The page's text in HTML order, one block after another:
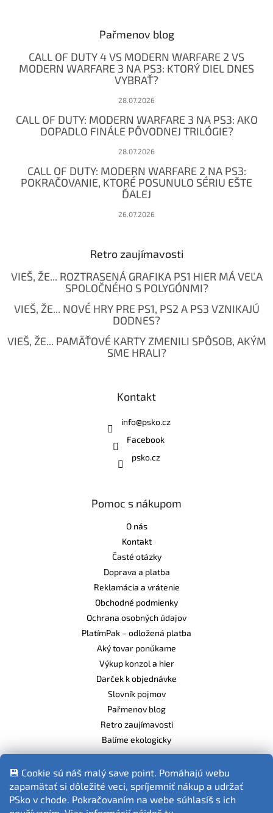
💾 Cookie sú náš malý save point. Pomáhajú webu
zapamätať si dôležité veci, spríjemniť nákup a udržať
PSko v chode. Pokračovaním na webe súhlasíš s ich
Pařmenov blog
CALL OF DUTY 4 VS MODERN WARFARE 2 VS
MODERN WARFARE 3 NA PS3: KTORÝ DIEL DNES
VYBRAŤ?
28.07.2026
CALL OF DUTY: MODERN WARFARE 3 NA PS3: AKO
DOPADLO FINÁLE PÔVODNEJ TRILÓGIE?
28.07.2026
CALL OF DUTY: MODERN WARFARE 2 NA PS3:
POKRAČOVANIE, KTORÉ POSUNULO SÉRIU EŠTE
ĎALEJ
26.07.2026
Retro zaujímavosti
VIEŠ, ŽE... ROZTRASENÁ GRAFIKA PS1 HIER MÁ VEĽA
SPOLOČNÉHO S POLYGÓNMI?
VIEŠ, ŽE... NOVÉ HRY PRE PS1, PS2 A PS3 VZNIKAJÚ
DODNES?
VIEŠ, ŽE... PAMÄŤOVÉ KARTY ZMENILI SPÔSOB, AKÝM
SME HRALI?
Kontakt
info@psko.cz
Facebook
psko.cz
Pomoc s nákupom
O nás
Kontakt
Časté otázky
Doprava a platba
Reklamácia a vrátenie
Obchodné podmienky
Ochrana osobných údajov
PlatímPak – odložená platba
Aký tovar ponúkame
Výkup konzol a hier
Darček k objednávke
Slovník pojmov
Pařmenov blog
Retro zaujímavosti
Balíme ekologicky
Fotografie produktov sú ilustračné.